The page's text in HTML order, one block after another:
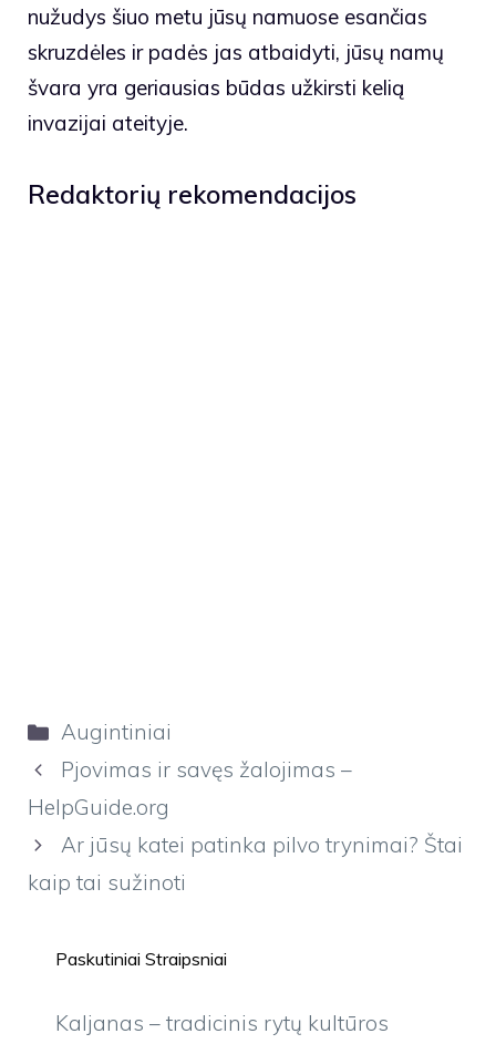
nužudys šiuo metu jūsų namuose esančias
skruzdėles ir padės jas atbaidyti, jūsų namų
švara yra geriausias būdas užkirsti kelią
invazijai ateityje.
Redaktorių rekomendacijos
Kategorijos
Augintiniai
Pjovimas ir savęs žalojimas –
HelpGuide.org
Ar jūsų katei patinka pilvo trynimai? Štai
kaip tai sužinoti
Paskutiniai Straipsniai
Kaljanas – tradicinis rytų kultūros